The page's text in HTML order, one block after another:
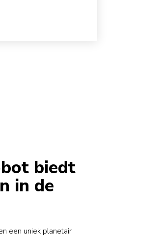
biedt
in de
een uniek planetair